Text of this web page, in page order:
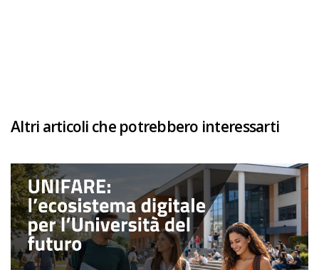
Altri articoli che potrebbero interessarti